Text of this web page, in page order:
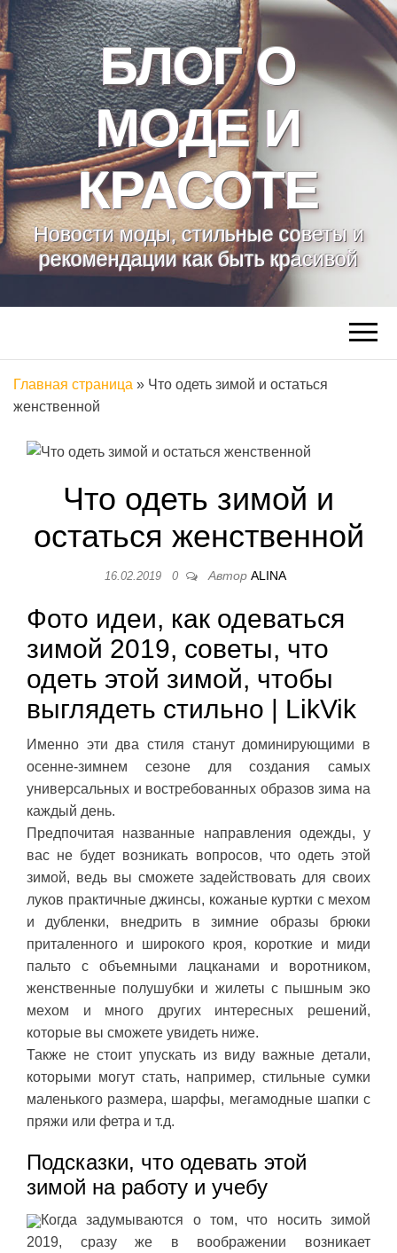
БЛОГ О
МОДЕ И
КРАСОТЕ
Новости моды, стильные советы и
рекомендации как быть красивой
Главная страница » Что одеть зимой и остаться
женственной
Что одеть зимой и
остаться женственной
16.02.2019 0 Автор ALINA
Фото идеи, как одеваться
зимой 2019, советы, что
одеть этой зимой, чтобы
выглядеть стильно | LikVik
Именно эти два стиля станут доминирующими в
осенне-зимнем сезоне для создания самых
универсальных и востребованных образов зима на
каждый день.
Предпочитая названные направления одежды, у
вас не будет возникать вопросов, что одеть этой
зимой, ведь вы сможете задействовать для своих
луков практичные джинсы, кожаные куртки с мехом
и дубленки, внедрить в зимние образы брюки
приталенного и широкого кроя, короткие и миди
пальто с объемными лацканами и воротником,
женственные полушубки и жилеты с пышным эко
мехом и много других интересных решений,
которые вы сможете увидеть ниже.
Также не стоит упускать из виду важные детали,
которыми могут стать, например, стильные сумки
маленького размера, шарфы, мегамодные шапки с
пряжи или фетра и т.д.
Подсказки, что одевать этой
зимой на работу и учебу
Когда задумываются о том, что носить зимой
2019, сразу же в воображении возникает